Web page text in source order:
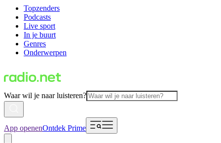
Topzenders
Podcasts
Live sport
In je buurt
Genres
Onderwerpen
Waar wil je naar luisteren?
App openenOntdek Prime